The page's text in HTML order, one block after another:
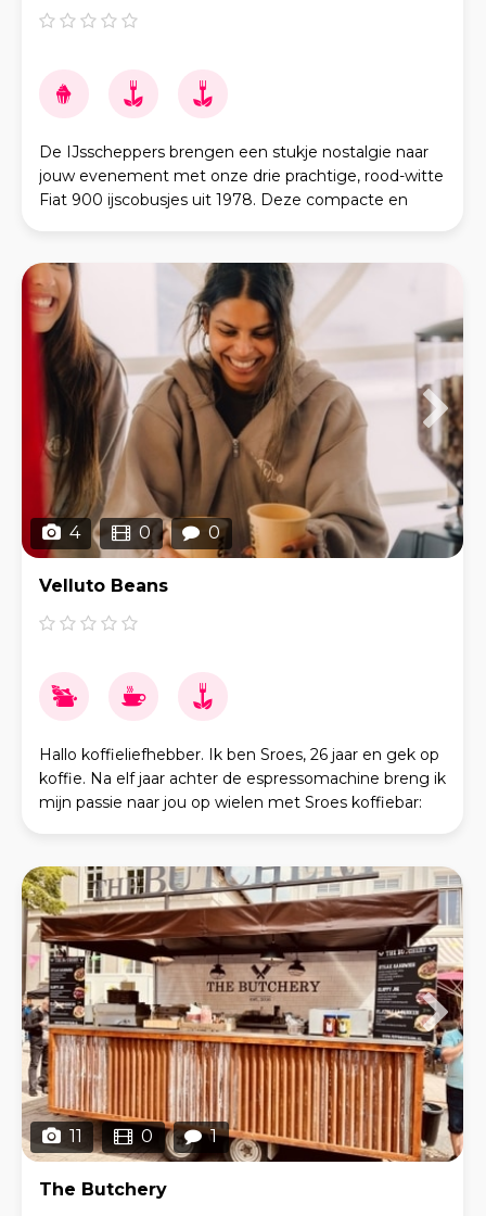
De IJsscheppers brengen een stukje nostalgie naar
jouw evenement met onze drie prachtige, rood-witte
Fiat 900 ijscobusjes uit 1978. Deze compacte en
4 0 0
Velluto Beans
Hallo koffieliefhebber. Ik ben Sroes, 26 jaar en gek op
koffie. Na elf jaar achter de espressomachine breng ik
mijn passie naar jou op wielen met Sroes koffiebar:
11 0 1
The Butchery